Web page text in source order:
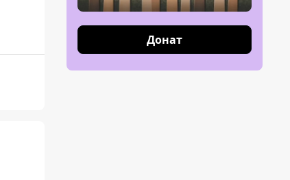
Донат